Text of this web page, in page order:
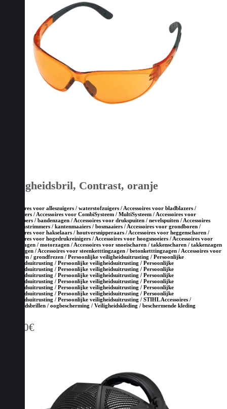
Veiligheidsbril, Contrast, oranje
Accessoires voor alleszuigers / waterstofzuigers / Accessoires voor bladblazers /
bladzuigers / Accessoires voor CombiSysteem / MultiSysteem / Accessoires voor
doorslijpers / bandenzagen / Accessoires voor drukspuiten / nevelspuiten / Accessoires
voor grastrimmers / kantenmaaiers / bosmaaiers / Accessoires voor grondboren /
Accessoires voor hakselaars / houtversnipperaars / Accessoires voor heggenscharen /
Accessoires voor hogedrukreinigers / Accessoires voor hoogsnoeiers / Accessoires voor
kettingzagen / motorzagen / Accessoires voor snoeischaren / takkenscharen / takkenzagen
/ snoeizagen / Accessoires voor steenketttingzagen / betonketttingzagen / Accessoires voor
tuinfrezen / grondfrezen / Persoonlijke veiligheidsuitrusting / Persoonlijke
veiligheidsuitrusting / Persoonlijke veiligheidsuitrusting / Persoonlijke
veiligheidsuitrusting / Persoonlijke veiligheidsuitrusting / Persoonlijke
veiligheidsuitrusting / Persoonlijke veiligheidsuitrusting / Persoonlijke
veiligheidsuitrusting / Persoonlijke veiligheidsuitrusting / Persoonlijke
veiligheidsuitrusting / Persoonlijke veiligheidsuitrusting / Persoonlijke
veiligheidsuitrusting / Persoonlijke veiligheidsuitrusting / Persoonlijke
veiligheidsuitrusting / Persoonlijke veiligheidsuitrusting / STIHL Accessoires /
Veiligheidsbrillen / oogbescherming / Veiligheidskleding / beschermende kleding
15,50€